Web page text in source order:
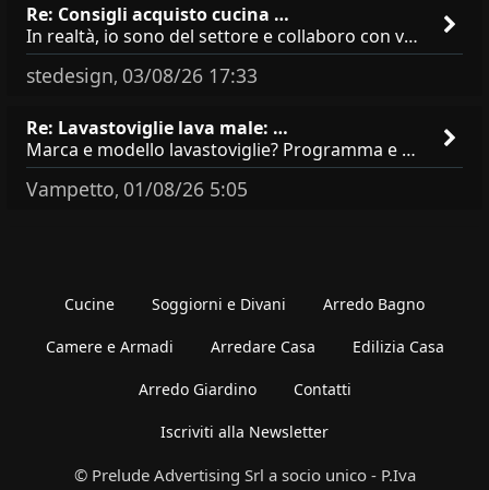
Re: Consigli acquisto cucina …
In realtà, io sono del settore e collaboro con vari negozi, ti possono dire che sono tutti brand abbastanza simili come
stedesign, 03/08/26 17:33
Re: Lavastoviglie lava male: …
Marca e modello lavastoviglie? Programma e Deterisvo utilizzato ? Decalcificatore è regolato in in base alla durezza
Vampetto, 01/08/26 5:05
Cucine Soggiorni e Divani Arredo Bagno
Camere e Armadi Arredare Casa Edilizia Casa
Arredo Giardino Contatti
Iscriviti alla Newsletter
© Prelude Advertising Srl a socio unico - P.Iva